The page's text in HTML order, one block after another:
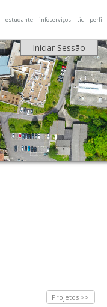
estudante infoserviços tic perfil
Iniciar Sessão
Projetos >>